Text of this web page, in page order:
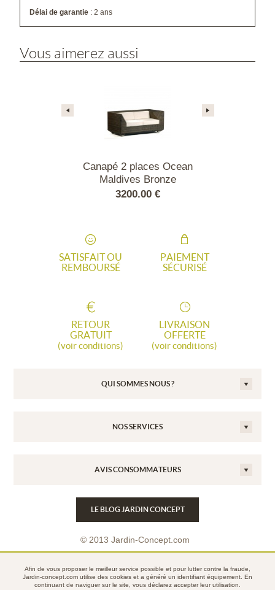
Délai de garantie : 2 ans
Vous aimerez aussi
Canapé 2 places Ocean
Maldives Bronze
3200.00 €
SATISFAIT OU
REMBOURSÉ
PAIEMENT
SÉCURISÉ
RETOUR
GRATUIT
(voir conditions)
LIVRAISON
OFFERTE
(voir conditions)
QUI SOMMES NOUS ?
NOS SERVICES
AVIS CONSOMMATEURS
LE BLOG JARDIN CONCEPT
© 2013 Jardin-Concept.com
Mentions légales
Afin de vous proposer le meilleur service possible et pour lutter contre la fraude,
Jardin-concept.com utilise des cookies et a généré un identifiant équipement. En
continuant de naviguer sur le site, vous déclarez accepter leur utilisation.